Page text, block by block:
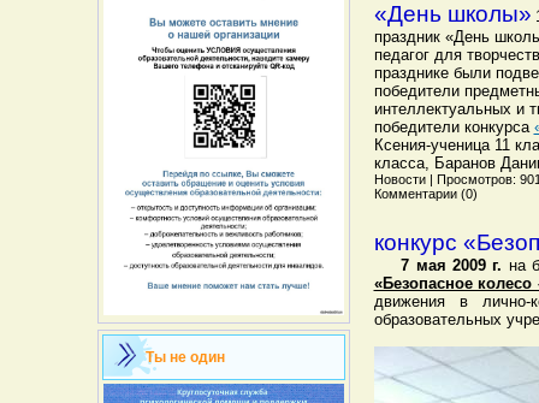
Ты не один
«День школы»
праздник «День
педагог для
празднике были
победители
интеллектуальных и
победители конкурса
Ксения-ученица 11
класса, Баранов
Новости | Просмотров:
Комментарии (0)
конкурс
7 мая 2009 г. на
«Безопасное колесо
движения в лично-
образовательных